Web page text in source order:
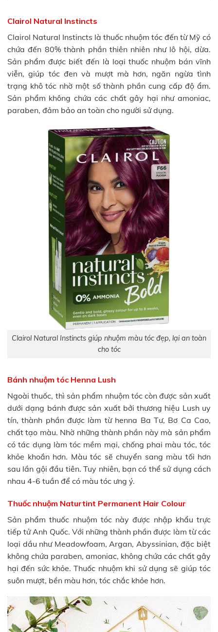
Clairol Natural Instincts
Clairol Natural Instincts là thuốc nhuộm tóc đến từ Mỹ có
chứa đến 80% thành phần thiên nhiên như lô hội, dừa.
Sản phẩm được biết đến là loại thuốc nhuộm bán vĩnh
viễn, giúp tóc đen và mượt mà hơn, ngăn ngừa tình
trạng khô tóc nhờ một số thành phần cung cấp độ ẩm.
Sản phẩm không chứa các chất gây hại như amoniac,
paraben, đảm bảo an toàn cho người sử dụng.
Clairol Natural Instincts giúp nhuộm màu tóc đẹp, lại an toàn
cho tóc
Bánh nhuộm tóc Henna Lush
Ngoài thuốc, thì sản phẩm nhuộm tóc còn được sản xuất
dưới dạng bánh được sản xuất bởi thương hiệu Lush uy
tín, thành phần được làm từ henna Ba Tư, Bơ Ca Cao,
chất tạo màu. Nhờ những thành phần này mà sản phẩm
có tác dụng làm tóc mềm mại, chống phai màu tóc, tóc
khỏe khoắn hơn. Màu tóc sẽ chuyển sang màu tối hơn
sau lần gội đầu tiên. Tuy nhiên, bạn có thể sử dụng cách
nhau 4-6 tuần để có màu tóc ưng ý.
Thuốc nhuộm Naturtint Permanent Hair Colour
Sản phẩm thuốc nhuộm tóc này được nhập khẩu trực
tiếp tử Anh Quốc. Với những thành phần được làm từ các
loại dầu như Meadowfoam, Argan, Abyssinian, đặc biệt
không chứa paraben, amoniac, không chứa các chất gây
hại đến sức khỏe. Thuốc nhuộm khi sử dụng sẽ giúp tóc
suôn mượt, bền màu hơn, tóc chắc khỏe hơn.